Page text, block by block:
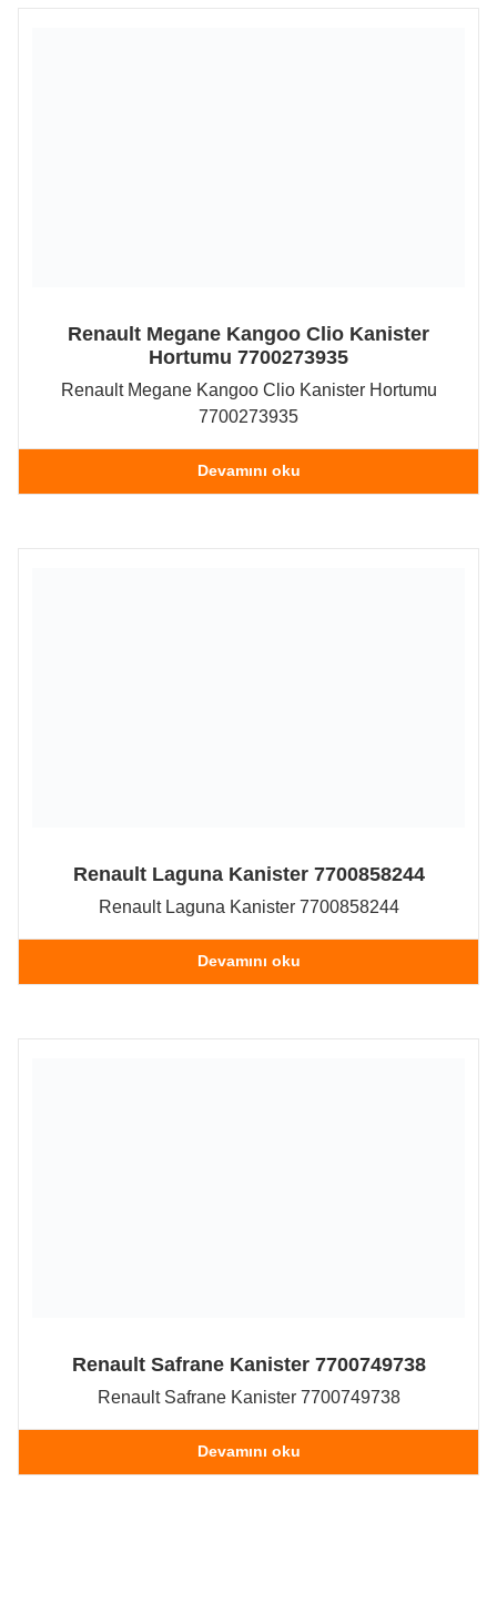
Renault Megane Kangoo Clio Kanister
Hortumu 7700273935
Renault Megane Kangoo Clio Kanister Hortumu
7700273935
Devamını oku
Renault Laguna Kanister 7700858244
Renault Laguna Kanister 7700858244
Devamını oku
Renault Safrane Kanister 7700749738
Renault Safrane Kanister 7700749738
Devamını oku